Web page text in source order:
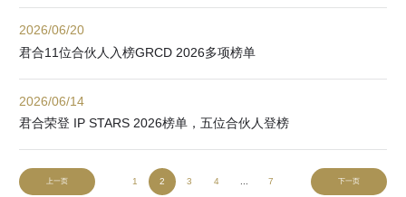
2026/06/20
君合11位合伙人入榜GRCD 2026多项榜单
2026/06/14
君合荣登 IP STARS 2026榜单，五位合伙人登榜
上一页 1 2 3 4 7 下一页